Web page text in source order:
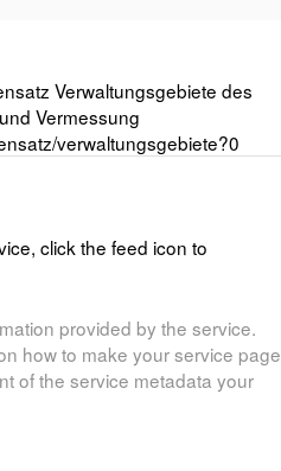
Verwaltungsgebiete des
Vermessung
verwaltungsgebiete?0
Bundeslandes Datenquelle:
Massnahmen welche in der
allem fuer das Routing
zu folgenden StVO-
Fahrverbote
kein Anspruch auf
click the feed icon to
provided by the service.
how to make your service page
of the service metadata your